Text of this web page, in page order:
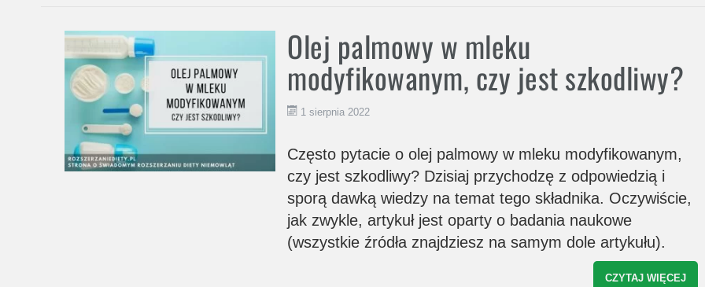
Olej palmowy w mleku
modyfikowanym, czy jest szkodliwy?
1 sierpnia 2022
Często pytacie o olej palmowy w mleku modyfikowanym,
czy jest szkodliwy? Dzisiaj przychodzę z odpowiedzią i
sporą dawką wiedzy na temat tego składnika. Oczywiście,
jak zwykle, artykuł jest oparty o badania naukowe
(wszystkie źródła znajdziesz na samym dole artykułu).
CZYTAJ WIĘCEJ
Po przesłaniu formularza otrzymasz
mail zwrotny z linkiem do pobrania
ebooka.
rozszerzaniediety.pl. Zgodę można w
chwili wycofać, a szczegóły związane z
przetwarzaniem Twoich danych
znajdziesz w
polityce prywatności